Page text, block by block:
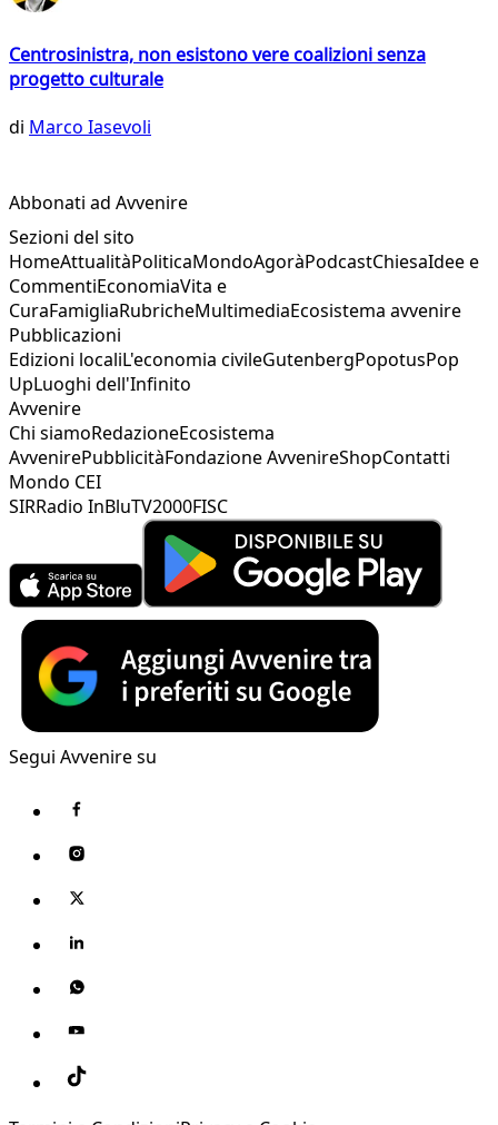
Centrosinistra, non esistono vere coalizioni senza
progetto culturale
di Marco Iasevoli
Abbonati ad Avvenire
Sezioni del sito
HomeAttualitàPoliticaMondoAgoràPodcastChiesaIdee e
CommentiEconomiaVita e
CuraFamigliaRubricheMultimediaEcosistema avvenire
Pubblicazioni
Edizioni localiL'economia civileGutenbergPopotusPop
UpLuoghi dell'Infinito
Avvenire
Chi siamoRedazioneEcosistema
AvvenirePubblicitàFondazione AvvenireShopContatti
Mondo CEI
SIRRadio InBluTV2000FISC
Segui Avvenire su